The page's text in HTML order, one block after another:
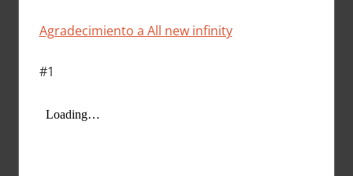
Agradecimiento a All new infinity
#1